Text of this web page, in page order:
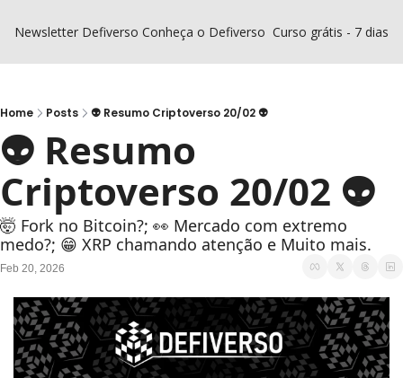
Newsletter Defiverso Conheça o Defiverso Curso grátis - 7 dias
Home Posts 👽 Resumo Criptoverso 20/02 👽
👽 Resumo
Criptoverso 20/02 👽
🤯 Fork no Bitcoin?; 👀 Mercado com extremo
medo?; 😁 XRP chamando atenção e Muito mais.
Feb 20, 2026